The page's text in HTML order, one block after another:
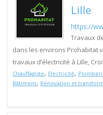
Lille
https://
Travaux
dans les environs Prohabitat
travaux d’électricité à Lille,
Chauffagiste, Electricité,
Bâtiment, Rénovation et